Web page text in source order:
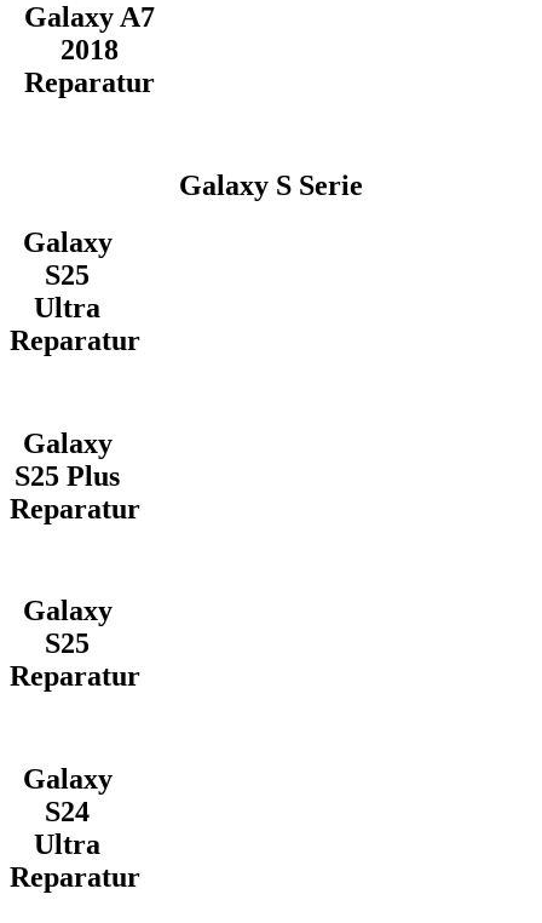
Galaxy A7
2018
Reparatur
Galaxy S Serie
Galaxy
S25
Ultra
Reparatur
Galaxy
S25 Plus
Reparatur
Galaxy
S25
Reparatur
Galaxy
S24
Ultra
Reparatur